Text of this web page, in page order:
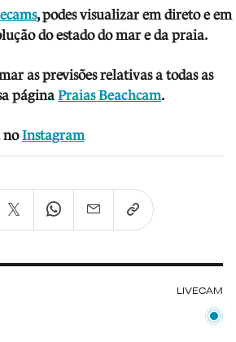
, podes visualizar em direto e em
do estado do mar e da praia.
as previsões relativas a todas as
páginaPraias Beachcam.
no Instagram
LIVECAM